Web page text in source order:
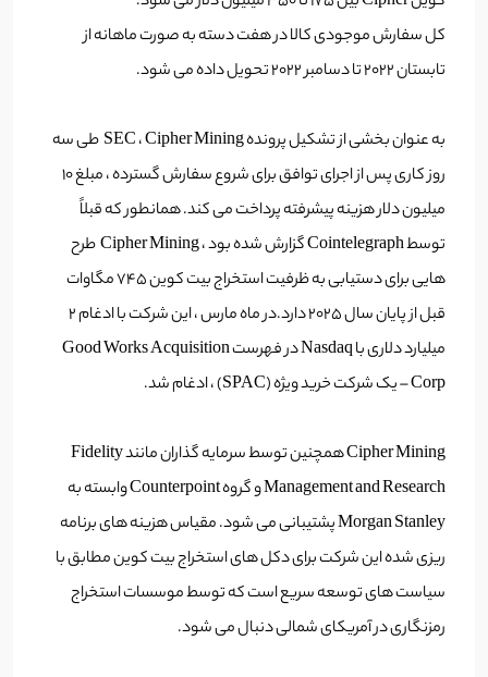
کل سفارش موجودی کالا در هفت دسته به صورت ماهانه از
تابستان 2022 تا دسامبر 2022 تحویل داده می شود.
به عنوان بخشی از تشکیل پرونده SEC ، Cipher Mining طی سه
روز کاری پس از اجرای توافق برای شروع سفارش گسترده ، مبلغ 10
میلیون دلار هزینه پیشرفته پرداخت می کند. همانطور که قبلاً
توسط Cointelegraph گزارش شده بود ، Cipher Mining طرح
هایی برای دستیابی به ظرفیت استخراج بیت کوین 745 مگاوات
قبل از پایان سال 2025 دارد.در ماه مارس ، این شرکت با ادغام 2
میلیارد دلاری با Nasdaq در فهرست Good Works Acquisition
Corp – یک شرکت خرید ویژه (SPAC) ، ادغام شد.
Cipher Mining همچنین توسط سرمایه گذاران مانند Fidelity
Management and Research و گروه Counterpoint وابسته به
Morgan Stanley پشتیبانی می شود. مقیاس هزینه های برنامه
ریزی شده این شرکت برای دکل های استخراج بیت کوین مطابق با
سیاست های توسعه سریع است که توسط موسسات استخراج
رمزنگاری در آمریکای شمالی دنبال می شود.